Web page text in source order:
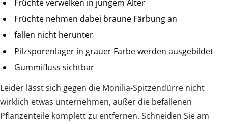
Früchte verwelken in jungem Alter
Früchte nehmen dabei braune Färbung an
fallen nicht herunter
Pilzsporenlager in grauer Farbe werden ausgebildet
Gummifluss sichtbar
Leider lässt sich gegen die Monilia-Spitzendürre nicht
wirklich etwas unternehmen, außer die befallenen
Pflanzenteile komplett zu entfernen. Schneiden Sie am